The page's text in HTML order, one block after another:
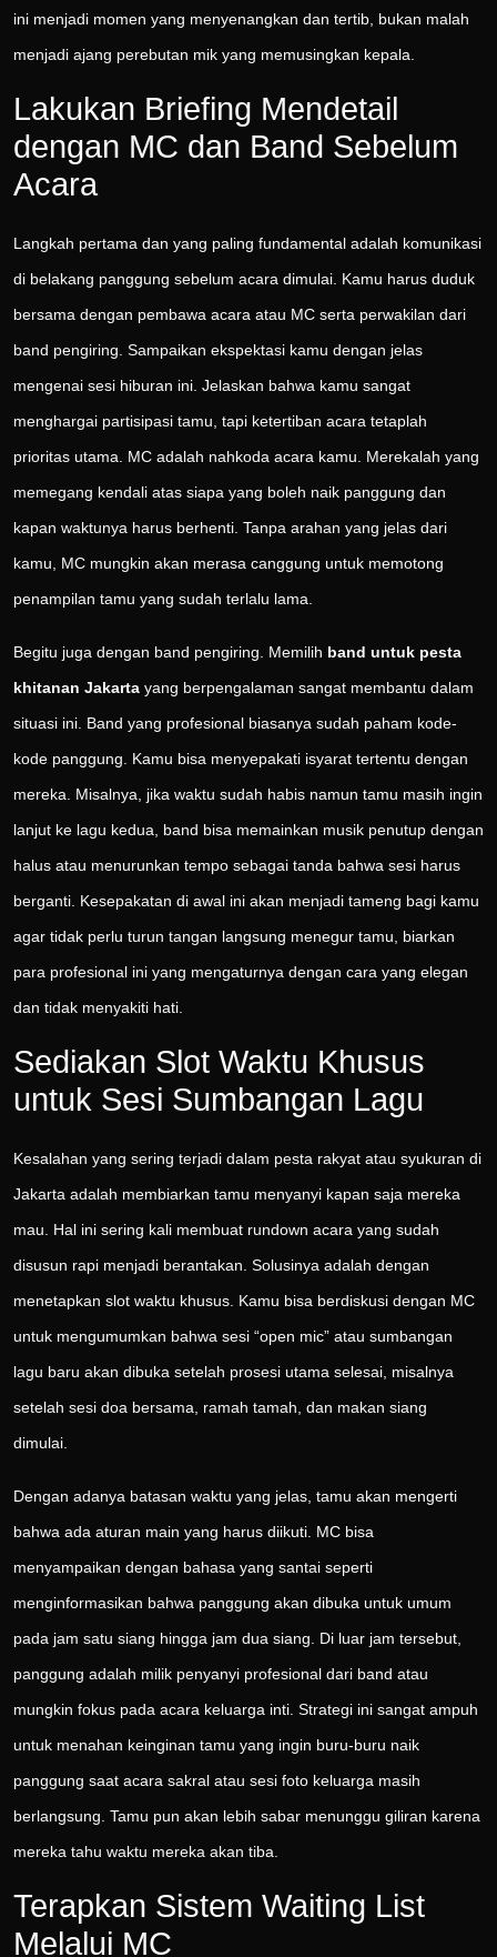
ini menjadi momen yang menyenangkan dan tertib, bukan malah
menjadi ajang perebutan mik yang memusingkan kepala.
Lakukan Briefing Mendetail
dengan MC dan Band Sebelum
Acara
Langkah pertama dan yang paling fundamental adalah komunikasi
di belakang panggung sebelum acara dimulai. Kamu harus duduk
bersama dengan pembawa acara atau MC serta perwakilan dari
band pengiring. Sampaikan ekspektasi kamu dengan jelas
mengenai sesi hiburan ini. Jelaskan bahwa kamu sangat
menghargai partisipasi tamu, tapi ketertiban acara tetaplah
prioritas utama. MC adalah nahkoda acara kamu. Merekalah yang
memegang kendali atas siapa yang boleh naik panggung dan
kapan waktunya harus berhenti. Tanpa arahan yang jelas dari
kamu, MC mungkin akan merasa canggung untuk memotong
penampilan tamu yang sudah terlalu lama.
Begitu juga dengan band pengiring. Memilih band untuk pesta
khitanan Jakarta yang berpengalaman sangat membantu dalam
situasi ini. Band yang profesional biasanya sudah paham kode-
kode panggung. Kamu bisa menyepakati isyarat tertentu dengan
mereka. Misalnya, jika waktu sudah habis namun tamu masih ingin
lanjut ke lagu kedua, band bisa memainkan musik penutup dengan
halus atau menurunkan tempo sebagai tanda bahwa sesi harus
berganti. Kesepakatan di awal ini akan menjadi tameng bagi kamu
agar tidak perlu turun tangan langsung menegur tamu, biarkan
para profesional ini yang mengaturnya dengan cara yang elegan
dan tidak menyakiti hati.
Sediakan Slot Waktu Khusus
untuk Sesi Sumbangan Lagu
Kesalahan yang sering terjadi dalam pesta rakyat atau syukuran di
Jakarta adalah membiarkan tamu menyanyi kapan saja mereka
mau. Hal ini sering kali membuat rundown acara yang sudah
disusun rapi menjadi berantakan. Solusinya adalah dengan
menetapkan slot waktu khusus. Kamu bisa berdiskusi dengan MC
untuk mengumumkan bahwa sesi “open mic” atau sumbangan
lagu baru akan dibuka setelah prosesi utama selesai, misalnya
setelah sesi doa bersama, ramah tamah, dan makan siang
dimulai.
Dengan adanya batasan waktu yang jelas, tamu akan mengerti
bahwa ada aturan main yang harus diikuti. MC bisa
menyampaikan dengan bahasa yang santai seperti
menginformasikan bahwa panggung akan dibuka untuk umum
pada jam satu siang hingga jam dua siang. Di luar jam tersebut,
panggung adalah milik penyanyi profesional dari band atau
mungkin fokus pada acara keluarga inti. Strategi ini sangat ampuh
untuk menahan keinginan tamu yang ingin buru-buru naik
panggung saat acara sakral atau sesi foto keluarga masih
berlangsung. Tamu pun akan lebih sabar menunggu giliran karena
mereka tahu waktu mereka akan tiba.
Terapkan Sistem Waiting List
Melalui MC